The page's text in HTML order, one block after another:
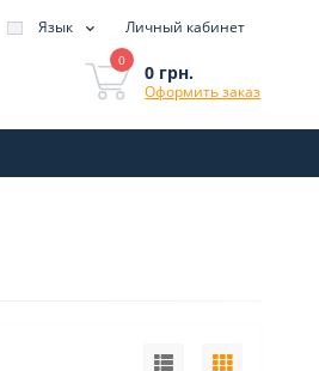
Язык Личный кабинет
0
0 грн.
Оформить заказ